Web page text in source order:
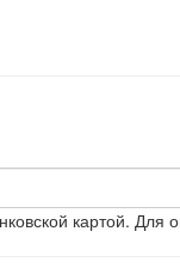
картой. Для